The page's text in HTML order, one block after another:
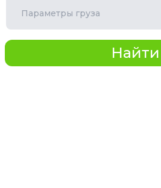
Параметры груза
Найти